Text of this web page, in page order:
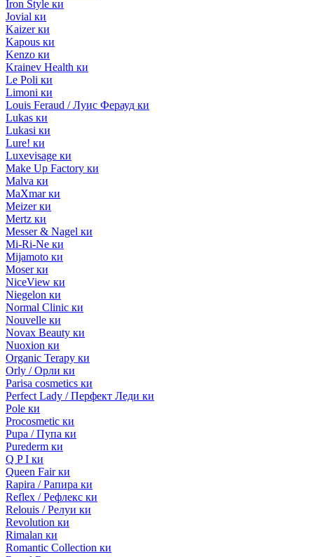
Iron Style ки
Jovial ки
Kaizer ки
Kapous ки
Kenzo ки
Krainev Health ки
Le Poli ки
Limoni ки
Louis Feraud / Луис Ферауд ки
Lukas ки
Lukasi ки
Lure! ки
Luxevisage ки
Make Up Factory ки
Malva ки
MaXmar ки
Meizer ки
Mertz ки
Messer & Nagel ки
Mi-Ri-Ne ки
Mijamoto ки
Moser ки
NiceView ки
Niegelon ки
Normal Clinic ки
Nouvelle ки
Novax Beauty ки
Nuoxion ки
Organic Terapy ки
Orly / Орли ки
Parisa cosmetics ки
Perfect Lady / Перфект Леди ки
Pole ки
Procosmetic ки
Pupa / Пупа ки
Purederm ки
Q P I ки
Queen Fair ки
Rapira / Рапира ки
Reflex / Рефлекс ки
Relouis / Релуи ки
Revolution ки
Rimalan ки
Romantic Collection ки